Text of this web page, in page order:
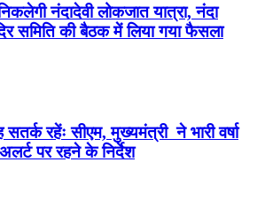
नंदादेवी लोकजात यात्रा, नंदा
समिति की बैठक में लिया गया फैसला
रहेंः सीएम, मुख्यमंत्री ने भारी वर्षा
पर रहने के निर्देश